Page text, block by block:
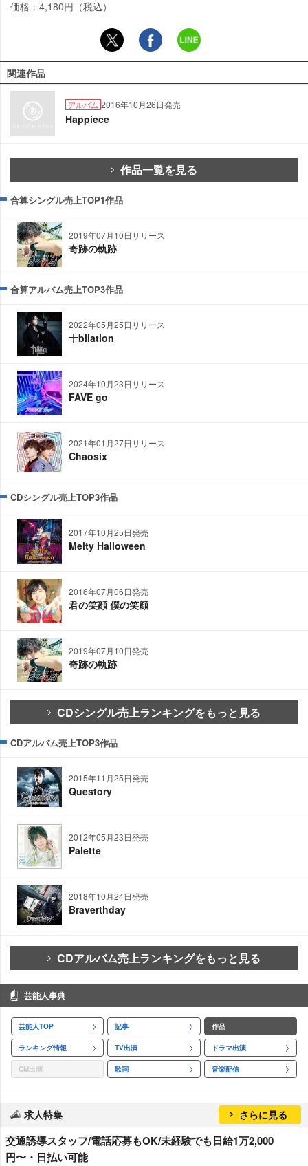
価格：4,180円（税込）
関連作品
アルバム 2016年10月26日発売
Happiece
作品一覧を見る
合算シングル売上TOP1作品
2019年07月10日リリース
奇跡の軌跡
合算アルバム売上TOP3作品
2022年05月25日リリース
十bilation
2024年10月23日リリース
FAVE go
2021年01月27日リリース
Chaosix
CDシングル売上TOP3作品
2017年10月25日発売
Melty Halloween
2016年07月06日発売
君の笑顔 僕の笑顔
2019年07月10日発売
奇跡の軌跡
CDシングル売上ランキングをもっと見る
CDアルバム売上TOP3作品
2015年11月25日発売
Questory
2012年05月23日発売
Palette
2018年10月24日発売
Braverthday
CDアルバム売上ランキングをもっと見る
芸能人事典
芸能人TOP 記事 作品
ランキング情報 TV出演 ドラマ出演
CM出演 歌詞 音楽配信
求人特集 さらに見る
交通誘導スタッフ/電話応募もOK/未経験でも日給1万2,000
円〜・日払い可能